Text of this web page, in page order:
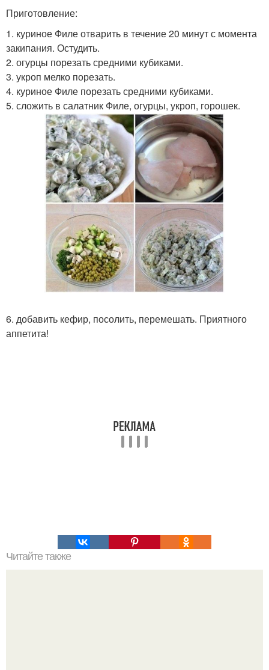
Приготовление:
1. куриное Филе отварить в течение 20 минут с момента
закипания. Остудить.
2. огурцы порезать средними кубиками.
3. укроп мелко порезать.
4. куриное Филе порезать средними кубиками.
5. сложить в салатник Филе, огурцы, укроп, горошек.
6. добавить кефир, посолить, перемешать. Приятного
аппетита!
Читайте также